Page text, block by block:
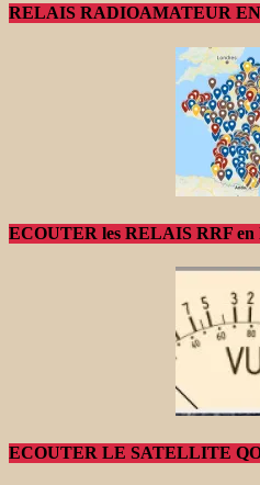
RELAIS RADIOAMATEUR
ECOUTER les RELAIS RRF en
ECOUTER LE SATELLITE